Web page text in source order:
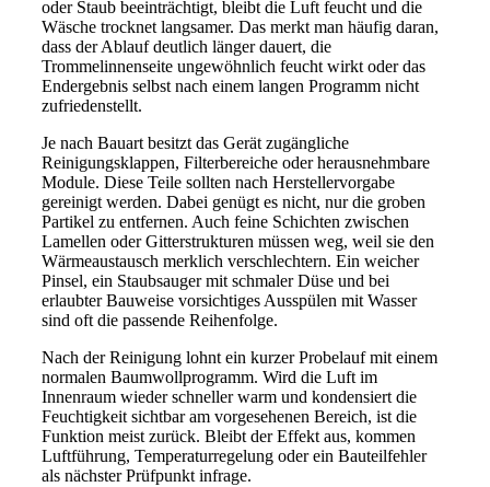
oder Staub beeinträchtigt, bleibt die Luft feucht und die
Wäsche trocknet langsamer. Das merkt man häufig daran,
dass der Ablauf deutlich länger dauert, die
Trommelinnenseite ungewöhnlich feucht wirkt oder das
Endergebnis selbst nach einem langen Programm nicht
zufriedenstellt.
Je nach Bauart besitzt das Gerät zugängliche
Reinigungsklappen, Filterbereiche oder herausnehmbare
Module. Diese Teile sollten nach Herstellervorgabe
gereinigt werden. Dabei genügt es nicht, nur die groben
Partikel zu entfernen. Auch feine Schichten zwischen
Lamellen oder Gitterstrukturen müssen weg, weil sie den
Wärmeaustausch merklich verschlechtern. Ein weicher
Pinsel, ein Staubsauger mit schmaler Düse und bei
erlaubter Bauweise vorsichtiges Ausspülen mit Wasser
sind oft die passende Reihenfolge.
Nach der Reinigung lohnt ein kurzer Probelauf mit einem
normalen Baumwollprogramm. Wird die Luft im
Innenraum wieder schneller warm und kondensiert die
Feuchtigkeit sichtbar am vorgesehenen Bereich, ist die
Funktion meist zurück. Bleibt der Effekt aus, kommen
Luftführung, Temperaturregelung oder ein Bauteilfehler
als nächster Prüfpunkt infrage.